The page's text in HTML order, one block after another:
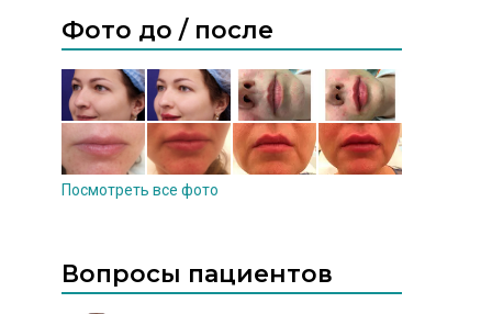
Фото до / после
Посмотреть все фото
Вопросы пациентов